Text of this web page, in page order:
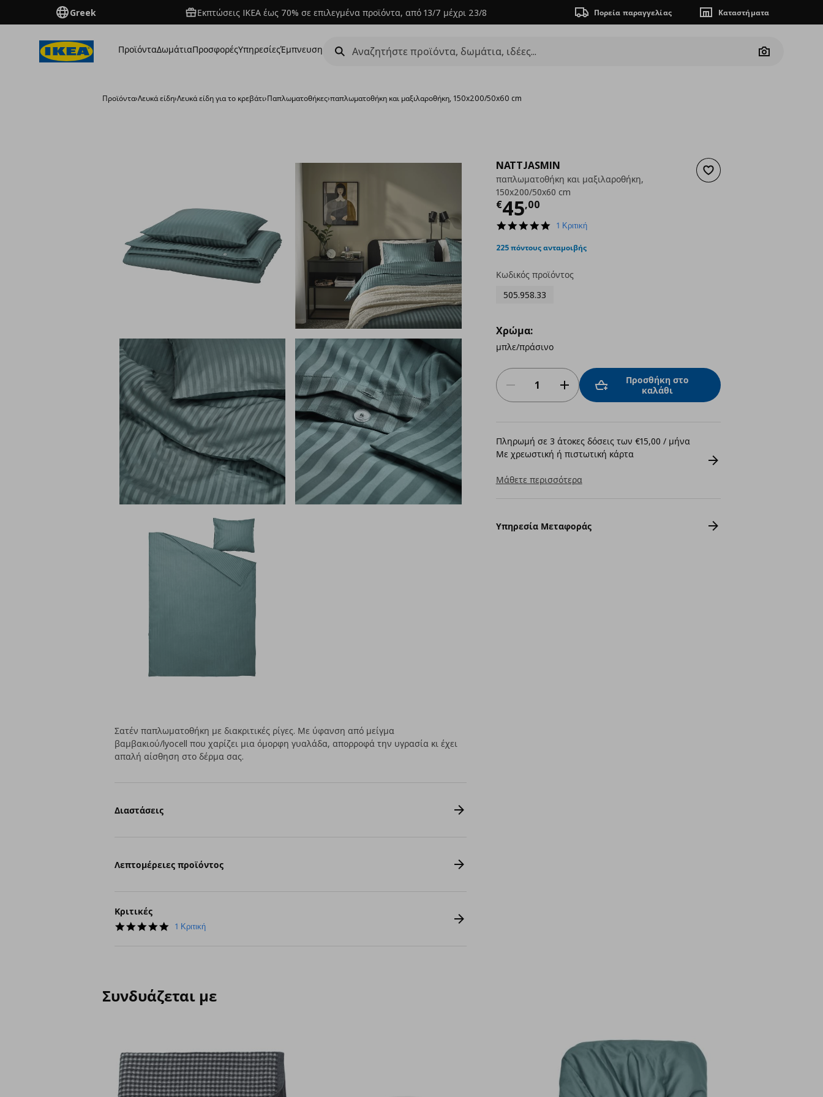
Greek Εκπτώσεις IKEA έως 70% σε επιλεγμένα προϊόντα, από 13/7 μέχρι 23/8 Πορεία παραγγελίας Καταστήματα
ΠροϊόνταΔωμάτιαΠροσφορέςΥπηρεσίεςΈμπνευση
Camera
Προϊόντα›Λευκά είδη›Λευκά είδη για το κρεβάτι›Παπλωματοθήκες›παπλωματοθήκη και μαξιλαροθήκη, 150x200/50x60 cm
Προσθήκη στα αγαπημένα
NATTJASMIN
παπλωματοθήκη και μαξιλαροθήκη,
150x200/50x60 cm
€45,00
Τρέχουσα τιμή
5.0
rating
1 Κριτική
225 πόντους ανταμοιβής
Κωδικός προϊόντος
505.958.33
Χρώμα:
μπλε/πράσινο
Προσθήκη στο
καλάθι
Πληρωμή σε 3 άτοκες δόσεις των €15,00 / μήνα
Με χρεωστική ή πιστωτική κάρτα
Μάθετε περισσότερα
Υπηρεσία Μεταφοράς
Σατέν παπλωματοθήκη με διακριτικές ρίγες. Με ύφανση από μείγμα
βαμβακιού/lyocell που χαρίζει μια όμορφη γυαλάδα, απορροφά την υγρασία κι έχει
απαλή αίσθηση στο δέρμα σας.
Διαστάσεις
Λεπτομέρειες προϊόντος
Κριτικές
5.0
1 Κριτική
Συνδυάζεται με